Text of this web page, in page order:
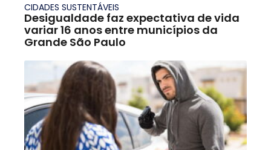
CIDADES SUSTENTÁVEIS
Desigualdade faz expectativa de vida
variar 16 anos entre municípios da
Grande São Paulo